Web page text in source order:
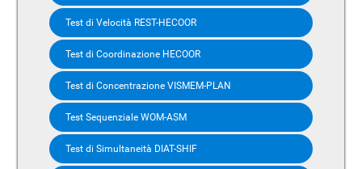
Test di Velocità REST-HECOOR
Test di Coordinazione HECOOR
Test di Concentrazione VISMEM-PLAN
Test Sequenziale WOM-ASM
Test di Simultaneità DIAT-SHIF